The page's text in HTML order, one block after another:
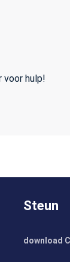
voor hulp!
Steun
download